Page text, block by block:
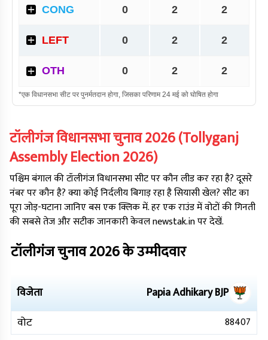
टॉलीगंजविधानसभा चुनाव2026(Tollyganj
Assembly Election2026)
पश्चिम बंगालकीटॉलीगंजविधानसभा सीट पर कौन लीड कर रहा है? दूसरे
नंबर पर कौन है? क्या कोई निर्दलीय बिगाड़ रहा है सियासी खेल? सीट का
पूरा जोड़-घटाना जानिए बस एक क्लिक में. हर एक राउंड में वोटों की गिनती
की सबसे तेज और सटीक जानकारी केवल newstak.in पर देखें.
टॉलीगंजचुनाव2026के उम्मीदवार
विजेता Papia AdhikaryBJP
वोट
88407